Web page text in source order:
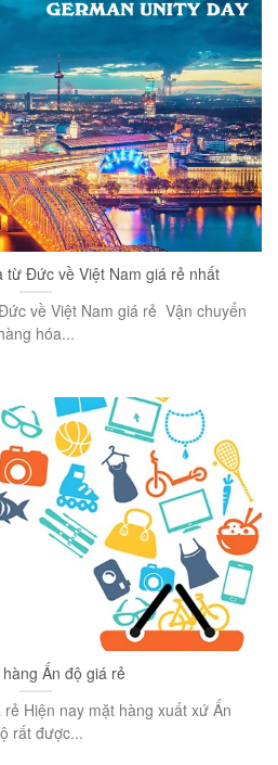
từ Đức về Việt Nam giá rẻ nhất
về Việt Nam giá rẻ Vận chuyển
hóa...
Ấn độ giá rẻ
Hiện nay mặt hàng xuất xứ Ấn
rất được...